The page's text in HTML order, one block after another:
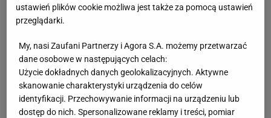
Przyzwyczailiśmy
szczęścia, ale i skuteczności. Jesteśmy już po
analizie ostatnich spotkań. Musimy poprawić
organizację naszej gry w defensywie. Musimy też
zachować spokój pod bramką rywala. Nie może być
ustawień plików cookie możliwa jest także za pomocą ustawień
przeglądarki.
My, nasi Zaufani Partnerzy i Agora S.A. możemy przetwarzać
dane osobowe w następujących celach:
Użycie dokładnych danych geolokalizacyjnych. Aktywne
skanowanie charakterystyki urządzenia do celów
identyfikacji. Przechowywanie informacji na urządzeniu lub
dostęp do nich. Spersonalizowane reklamy i treści, pomiar